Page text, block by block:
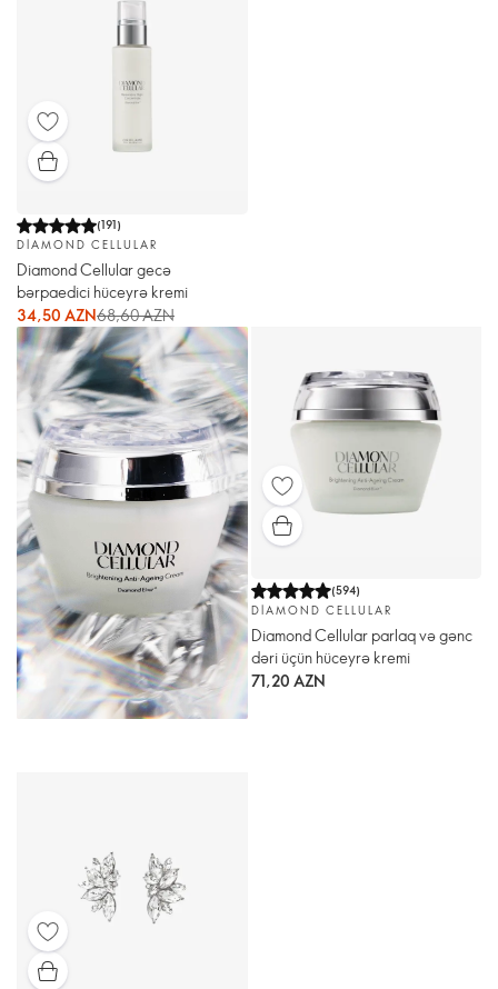
(191)
DIAMOND CELLULAR
Diamond Cellular gecə
bərpaedici hüceyrə kremi
34,50 AZN68,60 AZN
(594)
DIAMOND CELLULAR
Diamond Cellular parlaq və gənc
dəri üçün hüceyrə kremi
71,20 AZN